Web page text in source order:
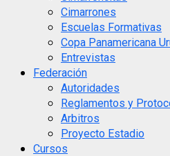
Cimarrones
Escuelas Formativas
Copa Panamericana
Entrevistas
Federación
Autoridades
Reglamentos y
Arbitros
Proyecto Estadio
Cursos